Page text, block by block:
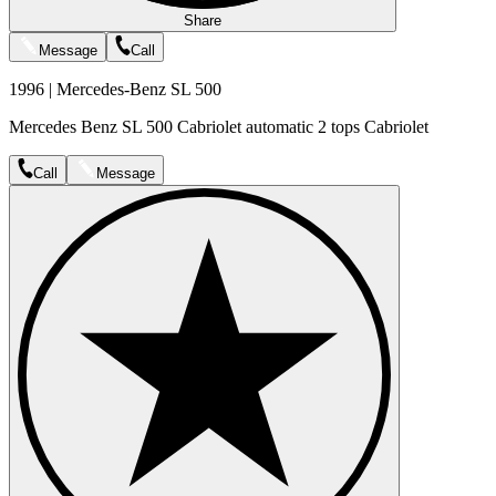
Share
Message
Call
1996 | Mercedes-Benz SL 500
Mercedes Benz SL 500 Cabriolet automatic 2 tops Cabriolet
Call Message